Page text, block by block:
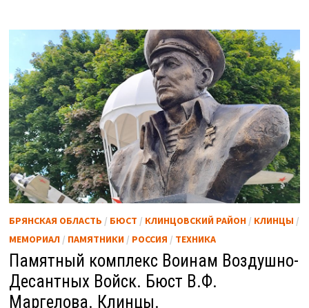
БРЯНСКАЯ ОБЛАСТЬ / БЮСТ / КЛИНЦОВСКИЙ РАЙОН/ КЛИНЦЫ /
МЕМОРИАЛ/ ПАМЯТНИКИ/ РОССИЯ / ТЕХНИКА
Памятный комплекс Воинам Воздушно-
Десантных Войск. Бюст В.Ф.
Маргелова. Клинцы.